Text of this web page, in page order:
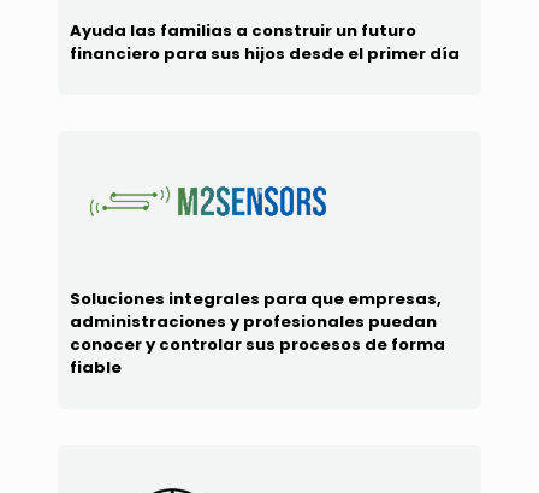
Ayuda las familias a construir un futuro
financiero para sus hijos desde el primer día
Soluciones integrales para que empresas,
administraciones y profesionales puedan
conocer y controlar sus procesos de forma
fiable